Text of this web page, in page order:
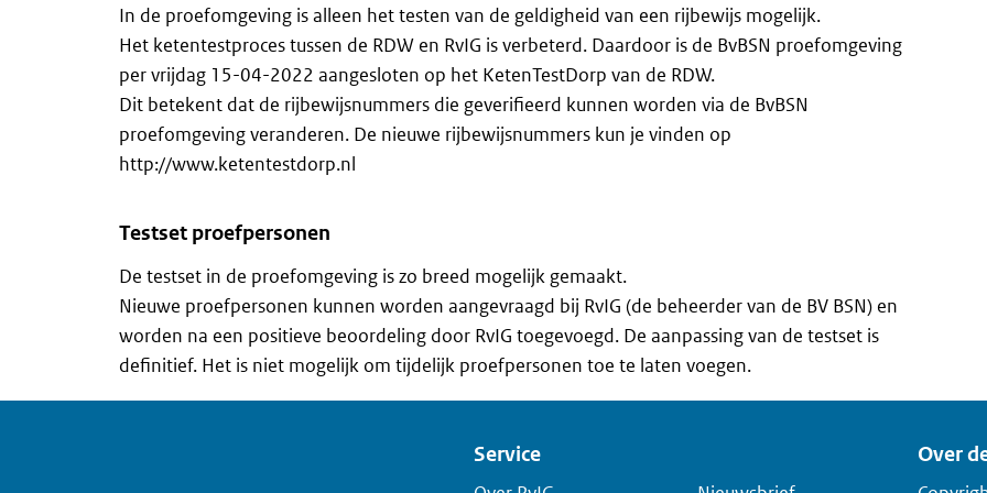
In de proefomgeving is alleen het testen van de geldigheid van een rijbewijs mogelijk.
Het ketentestproces tussen de RDW en RvIG is verbeterd. Daardoor is de BvBSN proefomgeving
per vrijdag 15-04-2022 aangesloten op het KetenTestDorp van de RDW.
Dit betekent dat de rijbewijsnummers die geverifieerd kunnen worden via de BvBSN
proefomgeving veranderen. De nieuwe rijbewijsnummers kun je vinden op
http://www.ketentestdorp.nl
Testset proefpersonen
De testset in de proefomgeving is zo breed mogelijk gemaakt.
Nieuwe proefpersonen kunnen worden aangevraagd bij RvIG (de beheerder van de BV BSN) en
worden na een positieve beoordeling door RvIG toegevoegd. De aanpassing van de testset is
definitief. Het is niet mogelijk om tijdelijk proefpersonen toe te laten voegen.
Service Over